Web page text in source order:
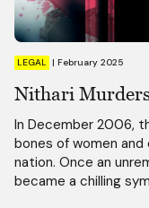
LEGAL | February 2025
Nithari
In December 2006,
bones of women and
nation. Once an
became a chilling